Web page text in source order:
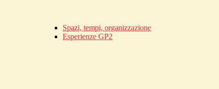
Spazi, tempi, organizzazione
Esperienze GP2